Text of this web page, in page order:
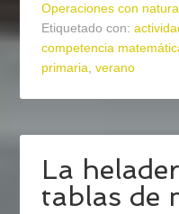
Operaciones con
Etiquetado con:
competencia
primaria,verano
La
tablas de